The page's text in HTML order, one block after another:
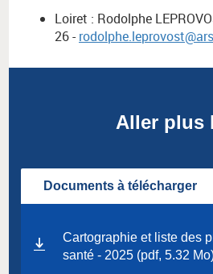
Loiret : Rodolphe
26 -
Aller plus
Documents à télécharger
Cartographie et liste des
santé - 2025 (pdf, 5.32